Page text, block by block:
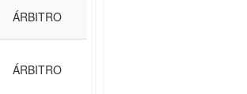
ÁRBITRO
ÁRBITRO